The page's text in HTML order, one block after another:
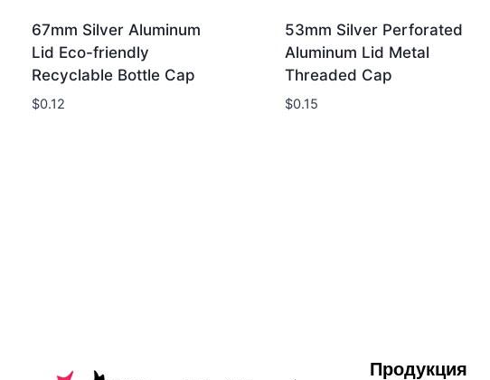
67mm Silver Aluminum
Lid Eco-friendly
Recyclable Bottle Cap
$0.12
53mm Silver Perforated
Aluminum Lid Metal
Threaded Cap
$0.15
Продукция